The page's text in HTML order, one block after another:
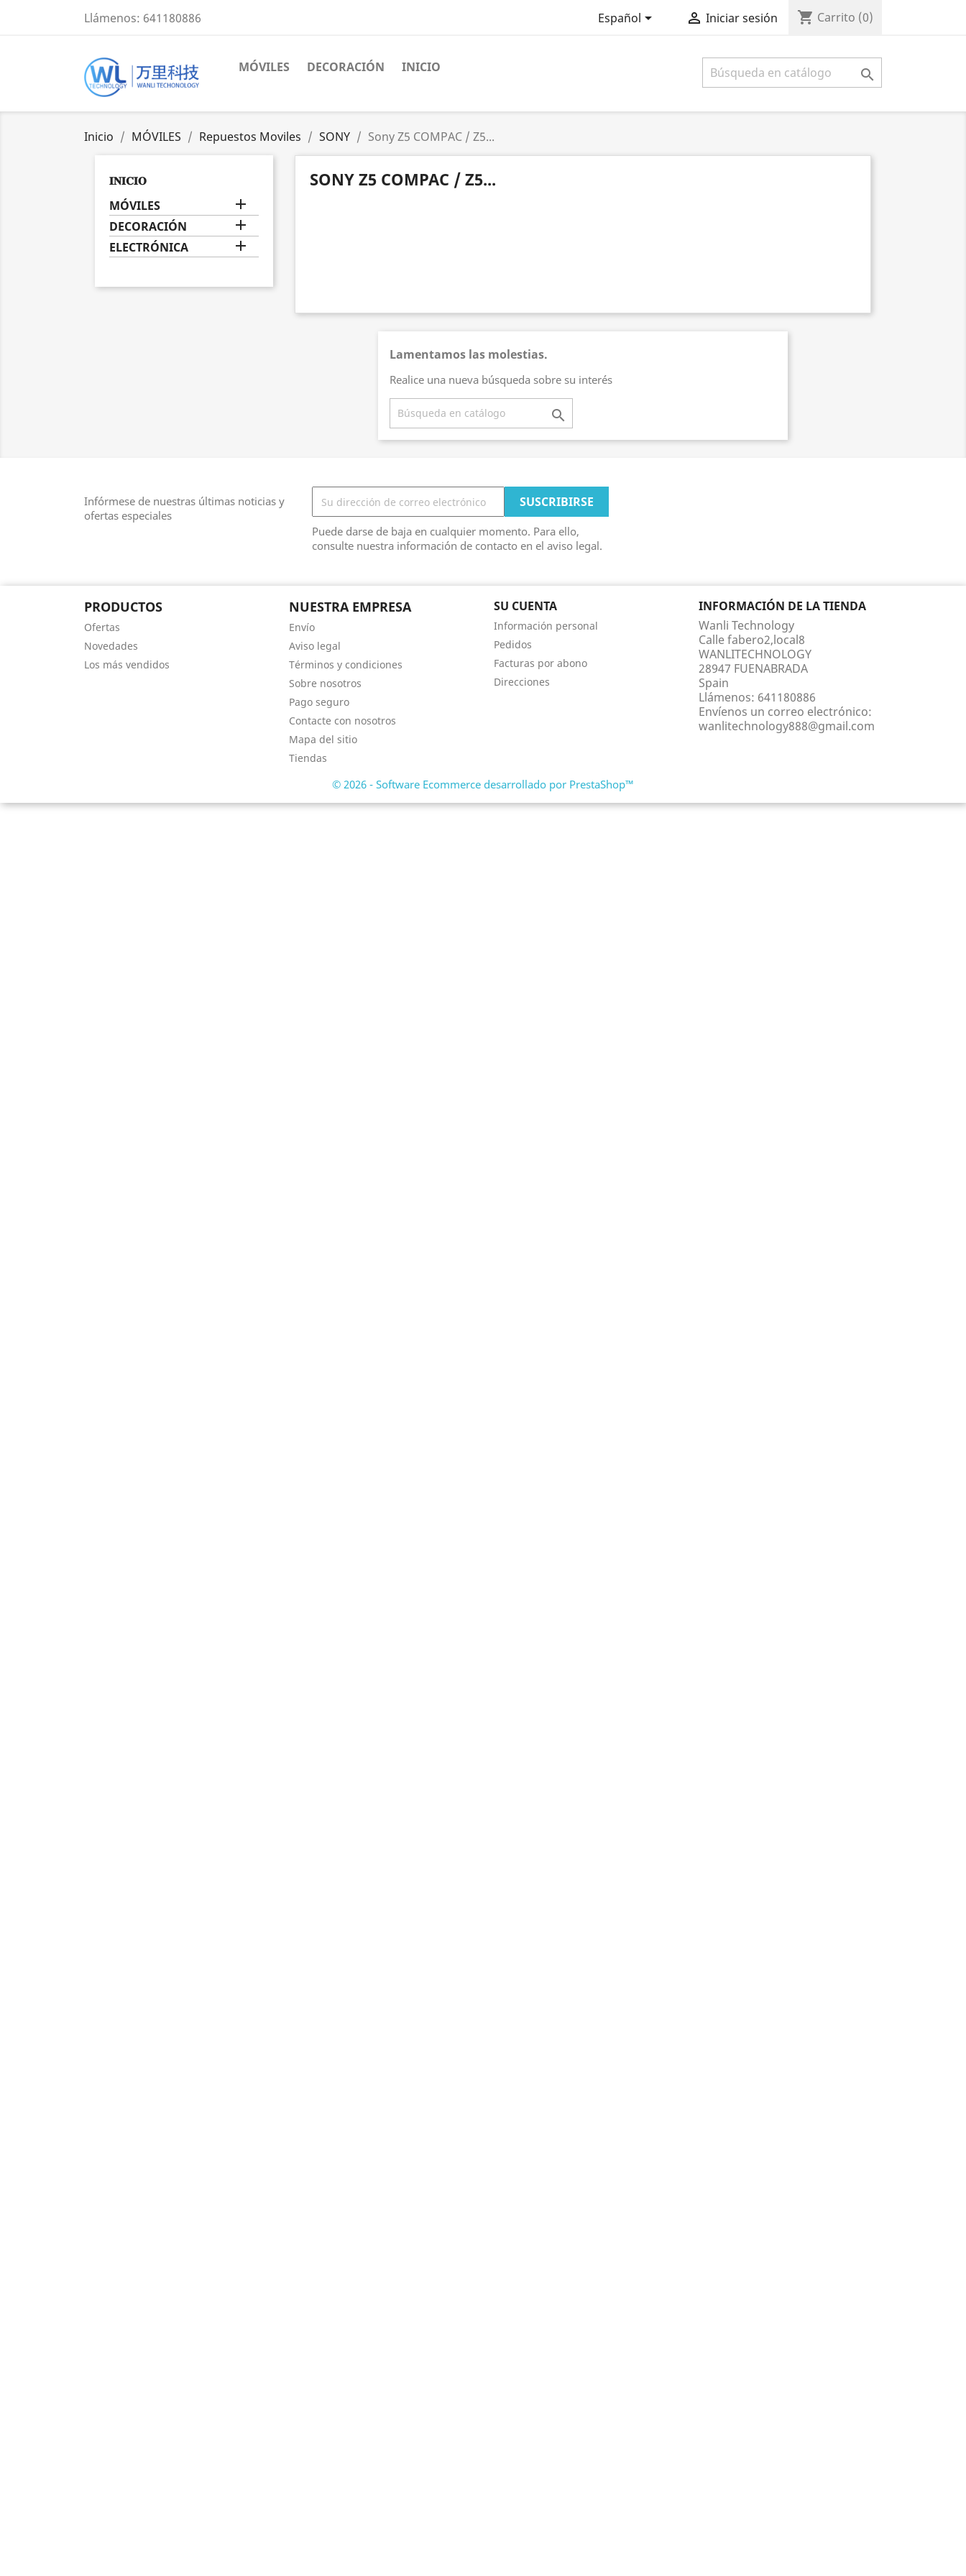
Llámenos: 641180886 Español  Iniciar sesión shopping_cart Carrito (0)
MÓVILES DECORACIÓN INICIO 
Inicio MÓVILES Repuestos Moviles SONY Sony Z5 COMPAC / Z5...
𝐈𝐍𝐈𝐂𝐈𝐎
MÓVILES 
DECORACIÓN 
ELECTRÓNICA 
SONY Z5 COMPAC / Z5...
Lamentamos las molestias.
Realice una nueva búsqueda sobre su interés

Infórmese de nuestras últimas noticias y
ofertas especiales
Puede darse de baja en cualquier momento. Para ello,
consulte nuestra información de contacto en el aviso legal.
PRODUCTOS
Ofertas
Novedades
Los más vendidos
NUESTRA EMPRESA
Envío
Aviso legal
Términos y condiciones
Sobre nosotros
Pago seguro
Contacte con nosotros
Mapa del sitio
Tiendas
SU CUENTA
Información personal
Pedidos
Facturas por abono
Direcciones
INFORMACIÓN DE LA TIENDA
Wanli Technology
Calle fabero2,local8
WANLITECHNOLOGY
28947 FUENABRADA
Spain
Llámenos: 641180886
Envíenos un correo electrónico:
wanlitechnology888@gmail.com
© 2026 - Software Ecommerce desarrollado por PrestaShop™